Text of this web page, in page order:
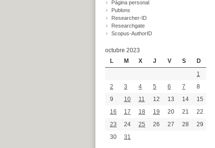
Página personal
Publons
Researcher-ID
Researchgate
Scopus-AuthorID
octubre 2023
L
M X J V S
D
1
2
3 4 5 6 7
8
9
10 11 12 13 14
15
16
17 18 19 20 21
22
23
24 25 26 27 28
29
30
31